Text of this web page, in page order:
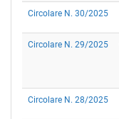
Circolare N. 30/2025
Circolare N. 29/2025
Circolare N. 28/2025